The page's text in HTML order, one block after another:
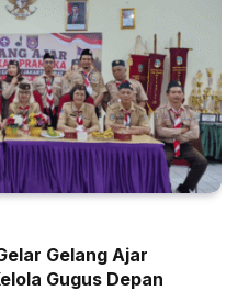
Gelang Ajar
Gugus Depan